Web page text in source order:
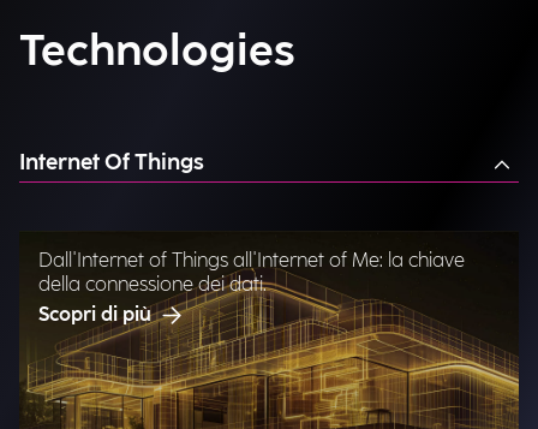
Technologies
Internet Of Things
Dall'Internet of Things all'Internet of Me: la chiave
della connessione dei dati.
Scopri di più